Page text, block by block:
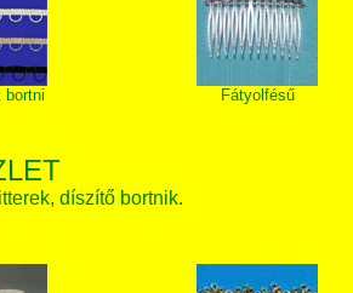
bortni Fátyolfésű
díszítő bortnik.